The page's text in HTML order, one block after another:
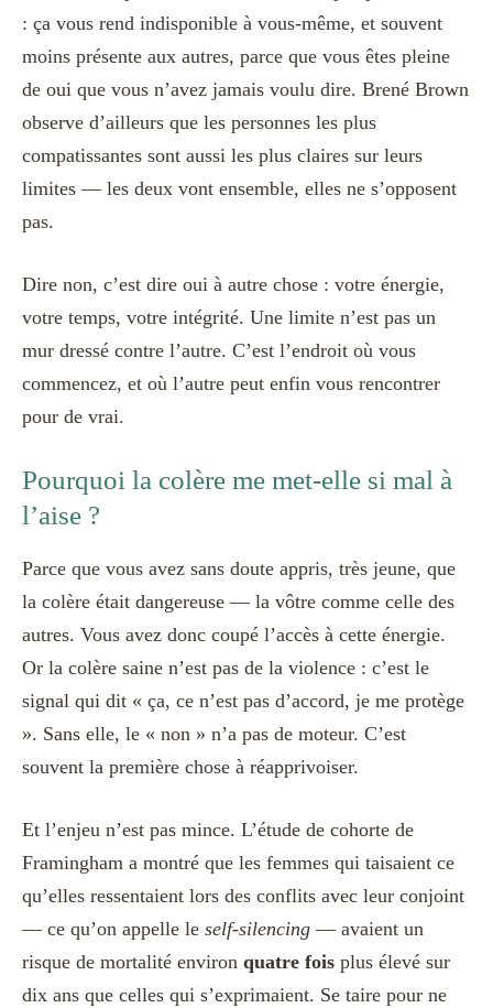
: ça vous rend indisponible à vous-même, et souvent
moins présente aux autres, parce que vous êtes pleine
de oui que vous n’avez jamais voulu dire. Brené Brown
observe d’ailleurs que les personnes les plus
compatissantes sont aussi les plus claires sur leurs
limites — les deux vont ensemble, elles ne s’opposent
pas.
Dire non, c’est dire oui à autre chose : votre énergie,
votre temps, votre intégrité. Une limite n’est pas un
mur dressé contre l’autre. C’est l’endroit où vous
commencez, et où l’autre peut enfin vous rencontrer
pour de vrai.
Pourquoi la colère me met-elle si mal à
l’aise ?
Parce que vous avez sans doute appris, très jeune, que
la colère était dangereuse — la vôtre comme celle des
autres. Vous avez donc coupé l’accès à cette énergie.
Or la colère saine n’est pas de la violence : c’est le
signal qui dit « ça, ce n’est pas d’accord, je me protège
». Sans elle, le « non » n’a pas de moteur. C’est
souvent la première chose à réapprivoiser.
Et l’enjeu n’est pas mince. L’étude de cohorte de
Framingham a montré que les femmes qui taisaient ce
qu’elles ressentaient lors des conflits avec leur conjoint
— ce qu’on appelle le self-silencing — avaient un
risque de mortalité environ quatre fois plus élevé sur
dix ans que celles qui s’exprimaient. Se taire pour ne